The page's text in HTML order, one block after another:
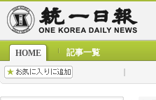
HOME 記事一覧